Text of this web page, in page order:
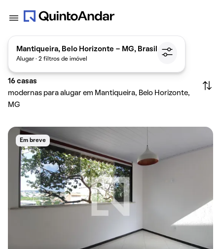
Mantiqueira, Belo Horizonte - MG, Brasil
Alugar · 2 filtros de imóvel
16 casas
modernas para alugar em Mantiqueira, Belo Horizonte,
MG
Em breve